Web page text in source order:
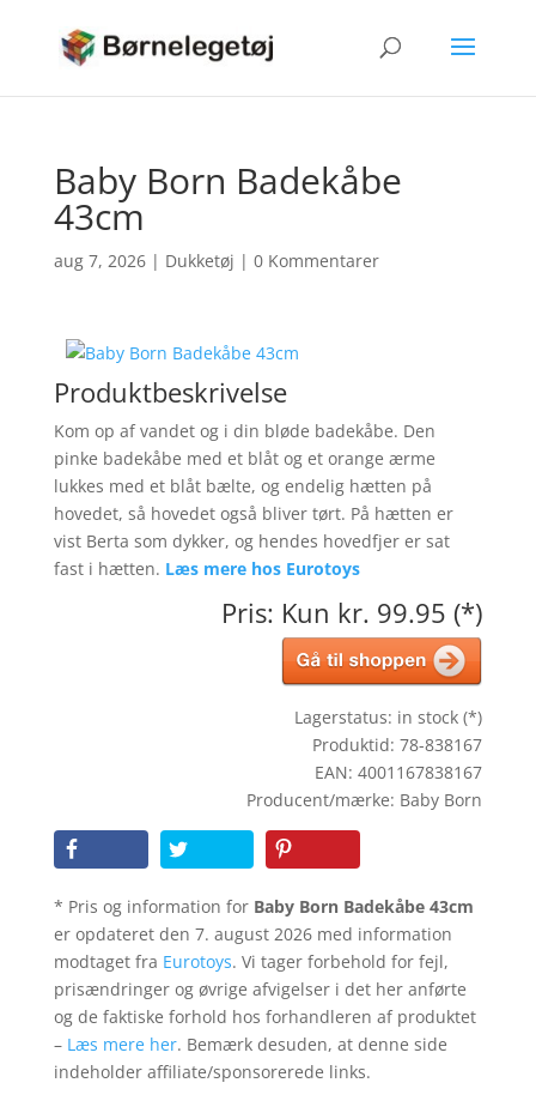
Baby Born Badekåbe
43cm
aug 7, 2026| Dukketøj | 0 Kommentarer
Produktbeskrivelse
Kom op af vandet og i din bløde badekåbe. Den
pinke badekåbe med et blåt og et orange ærme
lukkes med et blåt bælte, og endelig hætten på
hovedet, så hovedet også bliver tørt. På hætten er
vist Berta som dykker, og hendes hovedfjer er sat
fast i hætten. Læs mere hos Eurotoys
Pris: Kun kr. 99.95 (*)
Lagerstatus: in stock (*)
Produktid: 78-838167
EAN: 4001167838167
Producent/mærke: Baby Born
* Pris og information for Baby Born Badekåbe 43cm
er opdateret den 7. august 2026 med information
modtaget fra Eurotoys. Vi tager forbehold for fejl,
prisændringer og øvrige afvigelser i det her anførte
og de faktiske forhold hos forhandleren af produktet
– Læs mere her. Bemærk desuden, at denne side
indeholder affiliate/sponsorerede links.